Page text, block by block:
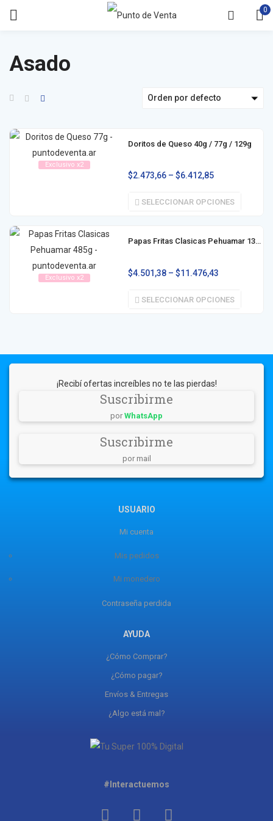
0
Asado
Orden por defecto
Exclusivo x2
Doritos de Queso 40g / 77g / 129g
$2.473,66– $6.412,85
SELECCIONAR OPCIONES
Exclusivo x2
Papas Fritas Clasicas Pehuamar 135g / 485g
$4.501,38– $11.476,43
SELECCIONAR OPCIONES
¡Recibí ofertas increíbles no te las pierdas!
Suscribirme
por WhatsApp
Suscribirme
por mail
USUARIO
Mi cuenta
Mis pedidos
Mi monedero
Contraseña perdida
AYUDA
¿Cómo Comprar?
¿Cómo pagar?
Envíos & Entregas
¿Algo está mal?
#Interactuemos